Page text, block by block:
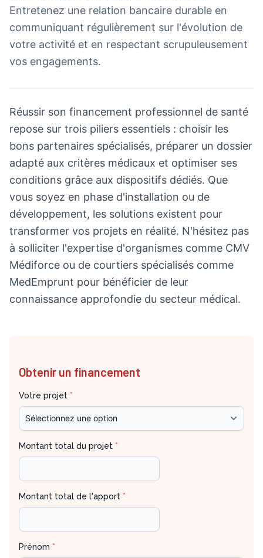
Entretenez une relation bancaire durable en
communiquant régulièrement sur l'évolution de
votre activité et en respectant scrupuleusement
vos engagements.
Réussir son financement professionnel de santé
repose sur trois piliers essentiels : choisir les
bons partenaires spécialisés, préparer un dossier
adapté aux critères médicaux et optimiser ses
conditions grâce aux dispositifs dédiés. Que
vous soyez en phase d'installation ou de
développement, les solutions existent pour
transformer vos projets en réalité. N'hésitez pas
à solliciter l'expertise d'organismes comme CMV
Médiforce ou de courtiers spécialisés comme
MedEmprunt pour bénéficier de leur
connaissance approfondie du secteur médical.
Obtenir un financement
Votre projet *
Montant total du projet *
Montant total de l'apport *
Prénom *